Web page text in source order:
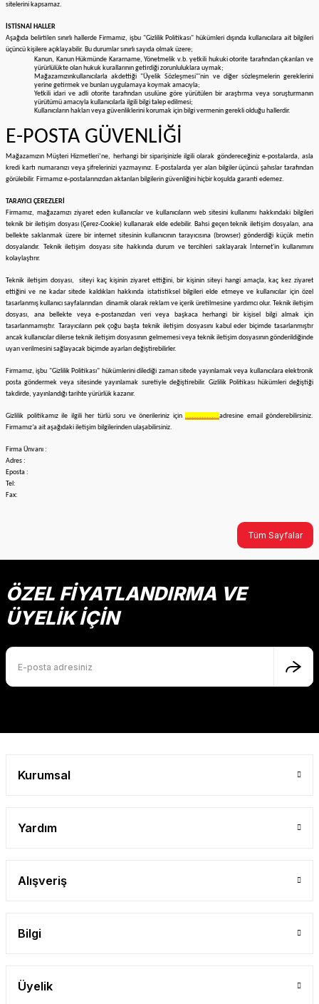
sitelerini kapsamaz.
İSTİSNAİ HALLER
Aşağıda belirtilen sınırlı hallerde Firmamız, işbu "Gizlilik Politikası" hükümleri dışında kullanıcılara ait bilgileri
üçüncü kişilere açıklayabilir. Bu durumlar sınırlı sayıda olmak üzere;
Kanun, Kanun Hükmünde Kararname, Yönetmelik v.b. yetkili hukuki otorite tarafından çıkarılan ve
yürürlülükte olan hukuk kurallarının getirdiği zorunluluklara uymak;
Mağazamızınkullanıcılarla akdettiği "Üyelik Sözleşmesi"'nin ve diğer sözleşmelerin gereklerini
yerine getirmek ve bunları uygulamaya koymak amacıyla;
Yetkili idari ve adli otorite tarafından usulüne göre yürütülen bir araştırma veya soruşturmanın
yürütümü amacıyla kullanıcılarla ilgili bilgi talep edilmesi;
Kullanıcıların hakları veya güvenliklerini korumak için bilgi vermenin gerekli olduğu hallerdir.
E-POSTA GÜVENLİĞİ
Mağazamızın Müşteri Hizmetleri’ne, herhangi bir siparişinizle ilgili olarak göndereceğiniz e-postalarda, asla
kredi kartı numaranızı veya şifrelerinizi yazmayınız. E-postalarda yer alan bilgiler üçüncü şahıslar tarafından
görülebilir. Firmamız e-postalarınızdan aktarılan bilgilerin güvenliğini hiçbir koşulda garanti edemez.
TARAYICI ÇEREZLERİ
Firmamız, mağazamızı ziyaret eden kullanıcılar ve kullanıcıların web sitesini kullanımı hakkındaki bilgileri
teknik bir iletişim dosyası (Çerez-Cookie) kullanarak elde edebilir. Bahsi geçen teknik iletişim dosyaları, ana
bellekte saklanmak üzere bir internet sitesinin kullanıcının tarayıcısına (browser) gönderdiği küçük metin
dosyalarıdır. Teknik iletişim dosyası site hakkında durum ve tercihleri saklayarak İnternet'in kullanımını
kolaylaştırır.
Teknik iletişim dosyası, siteyi kaç kişinin ziyaret ettiğini, bir kişinin siteyi hangi amaçla, kaç kez ziyaret
ettiğini ve ne kadar sitede kaldıkları hakkında istatistiksel bilgileri elde etmeye ve kullanıcılar için özel
tasarlanmış kullanıcı sayfalarından dinamik olarak reklam ve içerik üretilmesine yardımcı olur. Teknik iletişim
dosyası, ana bellekte veya e-postanızdan veri veya başkaca herhangi bir kişisel bilgi almak için
tasarlanmamıştır. Tarayıcıların pek çoğu başta teknik iletişim dosyasını kabul eder biçimde tasarlanmıştır
ancak kullanıcılar dilerse teknik iletişim dosyasının gelmemesi veya teknik iletişim dosyasının gönderildiğinde
uyarı verilmesini sağlayacak biçimde ayarları değiştirebilirler.
Firmamız, işbu "Gizlilik Politikası" hükümlerini dilediği zaman sitede yayınlamak veya kullanıcılara elektronik
posta göndermek veya sitesinde yayınlamak suretiyle değiştirebilir. Gizlilik Politikası hükümleri değiştiği
takdirde, yayınlandığı tarihte yürürlük kazanır.
Gizlilik politikamız ile ilgili her türlü soru ve önerileriniz için ………………..adresine email gönderebilirsiniz.
Firmamız’a ait aşağıdaki iletişim bilgilerinden ulaşabilirsiniz.
Firma Ünvanı :
Adres :
Eposta :
Tel:
Fax:
Tüm Sayfalar
ÖZEL FİYATLANDIRMA VE
ÜYELİK İÇİN
Kurumsal
Yardım
Alışveriş
Bilgi
Üyelik